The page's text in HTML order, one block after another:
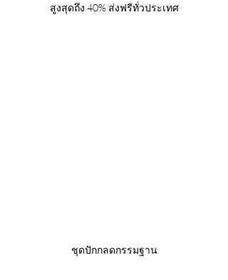
สูงสุดถึง 40% ส่งฟรีทั่วประเทศ
ชุดปักกลดกรรมฐาน